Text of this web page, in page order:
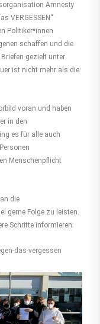
Amnesty
VERGESSEN“
Politiker*innen
schaffen und die
gezielt unter
ist nicht mehr als die
voran und haben
in den
es für alle auch
Menschenpflicht
die
gerne Folge zu leisten.
Schritte informieren:
das-vergessen